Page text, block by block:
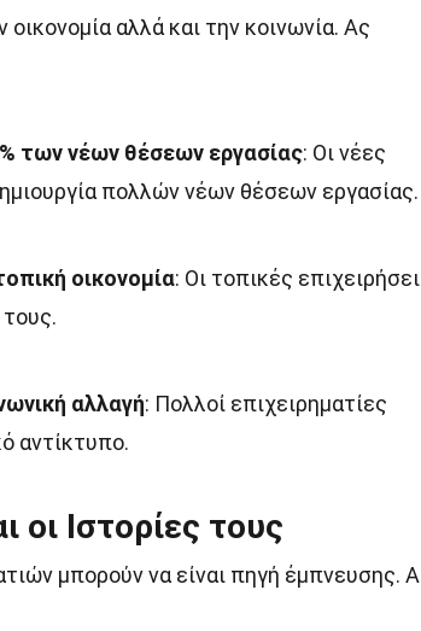
αλλά και την κοινωνία. Ας
των νέων θέσεων εργασίας: Οι νέες
πολλών νέων θέσεων εργασίας.
οικονομία: Οι τοπικές
αλλαγή: Πολλοί επιχειρηματίες
αντίκτυπο.
οι Ιστορίες τους
μπορούν να είναι πηγή έμπνευσης.